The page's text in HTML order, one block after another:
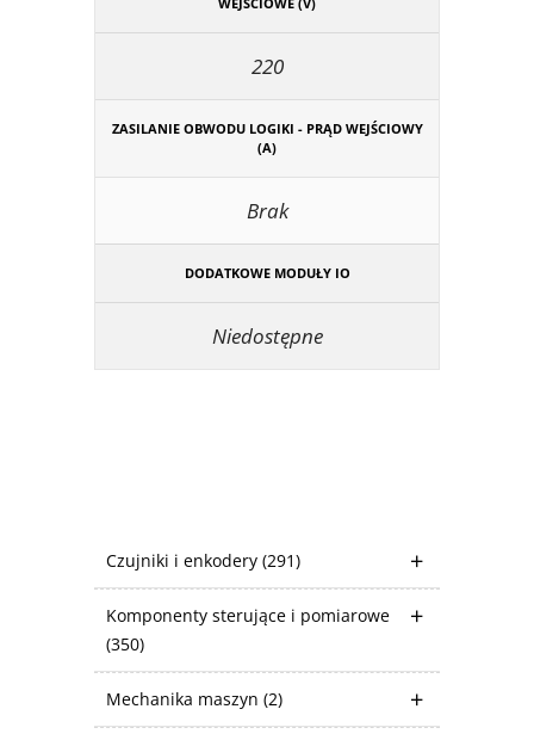
Czujniki i enkodery (291)
Komponenty sterujące i pomiarowe
(350)
Mechanika maszyn (2)
220
ZASILANIE OBWODU LOGIKI - PRĄD WEJŚCIOWY
(A)
Brak
DODATKOWE MODUŁY IO
Niedostępne